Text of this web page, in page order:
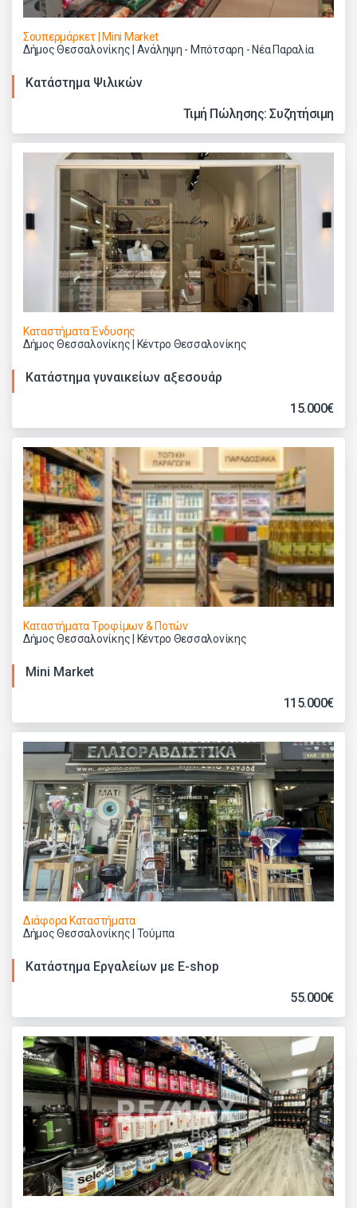
Σουπερμάρκετ | Mini Market
Δήμος Θεσσαλονίκης | Ανάληψη - Μπότσαρη - Νέα Παραλία
Κατάστημα Ψιλικών
Τιμή Πώλησης: Συζητήσιμη
Καταστήματα Ένδυσης
Δήμος Θεσσαλονίκης | Κέντρο Θεσσαλονίκης
Κατάστημα γυναικείων αξεσουάρ
15.000€
Καταστήματα Τροφίμων & Ποτών
Δήμος Θεσσαλονίκης | Κέντρο Θεσσαλονίκης
Mini Market
115.000€
Διάφορα Καταστήματα
Δήμος Θεσσαλονίκης | Τούμπα
Κατάστημα Εργαλείων με E-shop
55.000€